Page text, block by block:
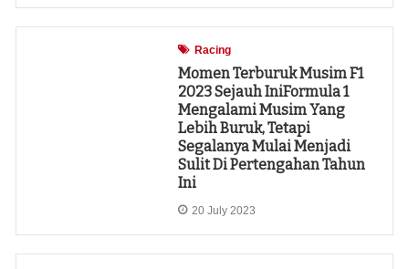
Racing
Momen Terburuk Musim F1
2023 Sejauh IniFormula 1
Mengalami Musim Yang
Lebih Buruk, Tetapi
Segalanya Mulai Menjadi
Sulit Di Pertengahan Tahun
Ini
20 July 2023